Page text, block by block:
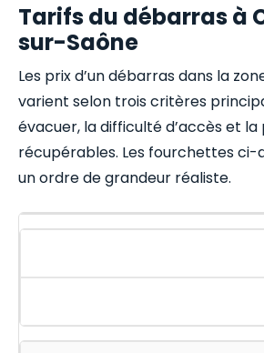
Tarifs du débarras à
sur-Saône
Les prix d’un débarras dans la
varient selon trois critères
évacuer, la difficulté d’accès et la
récupérables. Les fourchettes ci-
un ordre de grandeur réaliste.